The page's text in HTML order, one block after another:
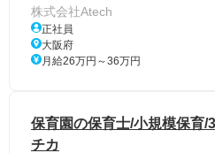
株式会社Atech
正社員
大阪府
月給26万円～36万円
保育園の保育士/小規模保育/
チカ